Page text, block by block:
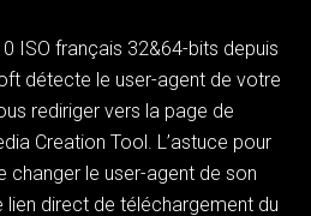
ISO français 32&64-bits depuis
détecte le user-agent de votre
rediriger vers la page de
Creation Tool. L’astuce pour
changer le user-agent de son
lien direct de téléchargement du